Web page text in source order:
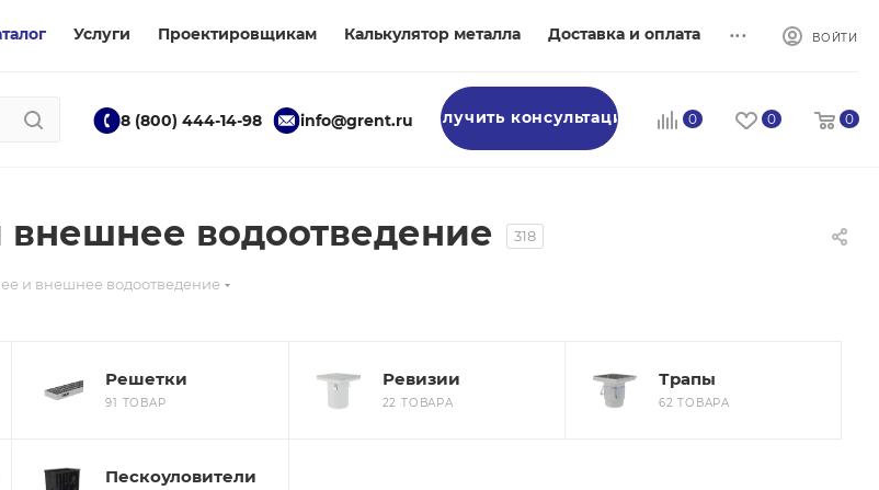
Услуги Проектировщикам Калькулятор металла Доставка и оплата ... ВОЙТИ
8 (800) 444-14-98 info@grent.ru Получить консультацию 0 0 0
внешнее водоотведение 318
и внешнее водоотведение
Решетки
91 ТОВАР
Ревизии
22 ТОВАРА
Трапы
62 ТОВАРА
Пескоуловители